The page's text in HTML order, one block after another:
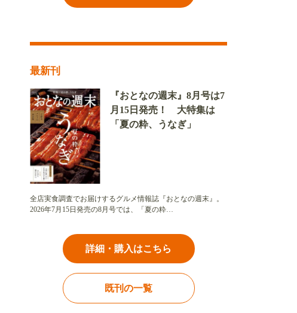
最新刊
『おとなの週末』8月号は7
月15日発売！ 大特集は
「夏の粋、うなぎ」
全店実食調査でお届けするグルメ情報誌『おとなの週末』。
2026年7月15日発売の8月号では、「夏の粋…
詳細・購入はこちら
既刊の一覧